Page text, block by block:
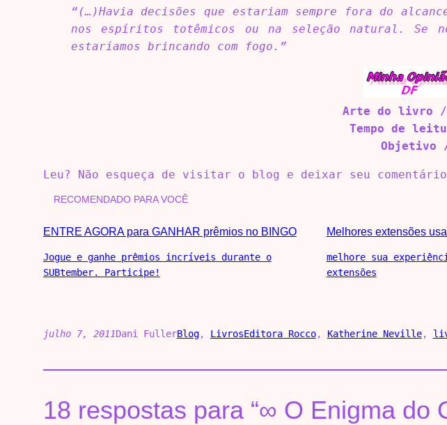
“(…)Havia decisões que estariam sempre fora do
nos espíritos totêmicos ou na seleção natural. Se
estaríamos brincando com fogo.”
Arte do livro
Tempo de
Objetivo
Leu? Não esqueça de visitar o blog e deixar seu
RECOMENDADO PARA VOCÊ
ENTRE AGORA para GANHAR prêmios no BINGO
Jogue e ganhe prêmios incríveis durante o
SUBtember. Participe!
Melhores extensões
melhore sua
extensões
julho 7, 2011Dani FullerBlog, LivrosEditora Rocco, Katherine Neville,
18 respostas para “∞ O Enigma do